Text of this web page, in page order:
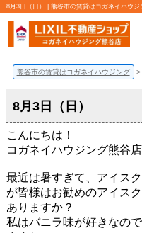
8月3日（日） | 熊谷市の賃貸はコガネイハウ
熊谷市の賃貸はコガネイハウジング
8月3日（日）
こんにちは！
コガネイハウジング熊谷店
最近は暑すぎて、アイス
が皆様はお勧めのアイス
ありますか？
私はバニラ味が好きなの